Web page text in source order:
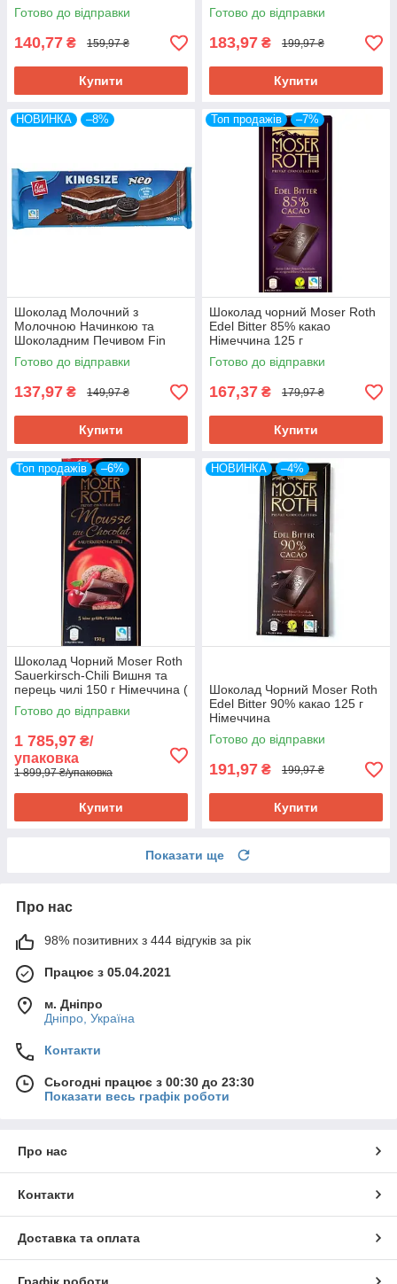
Готово до відправки
140,77 ₴ 159,97 ₴
Купити
Готово до відправки
183,97 ₴ 199,97 ₴
Купити
НОВИНКА –8%
Шоколад Молочний з
Молочною Начинкою та
Шоколадним Печивом Fin
Carre Milk Chocolate Kingsize
Neo 300 г Німеччина
Готово до відправки
137,97 ₴ 149,97 ₴
Купити
Топ продажів –7%
Шоколад чорний Moser Roth
Edel Bitter 85% какао
Німеччина 125 г
Готово до відправки
167,37 ₴ 179,97 ₴
Купити
Топ продажів –6%
Шоколад Чорний Moser Roth
Sauerkirsch-Chili Вишня та
перець чилі 150 г Німеччина (
10 шт./1 уп)
Готово до відправки
1 785,97 ₴/
упаковка
1 899,97 ₴/упаковка
Купити
НОВИНКА –4%
Шоколад Чорний Moser Roth
Edel Bitter 90% какао 125 г
Німеччина
Готово до відправки
191,97 ₴ 199,97 ₴
Купити
Показати ще
Про нас
98% позитивних з 444 відгуків за рік
Працює з 05.04.2021
м. Дніпро
Дніпро, Україна
Контакти
Сьогодні працює з 00:30 до 23:30
Показати весь графік роботи
Про нас
Контакти
Доставка та оплата